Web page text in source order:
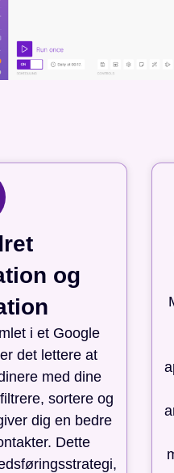
og
i et Google
det lettere at
med dine
sortere og
dig en bedre
Dette